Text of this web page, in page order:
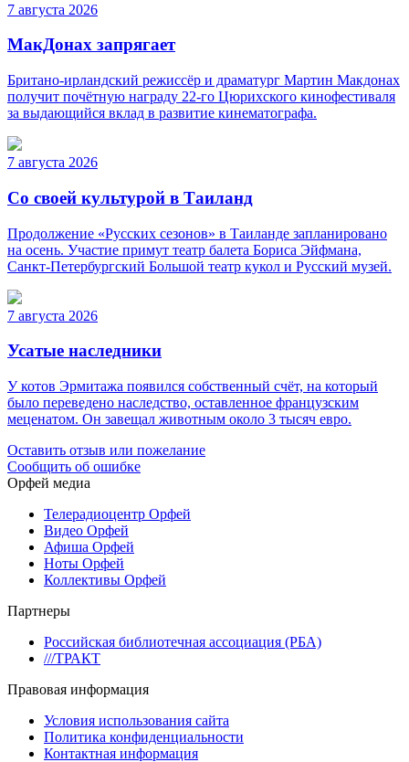
7 августа 2026
МакДонах запрягает
Британо-ирландский режиссёр и драматург Мартин Макдонах
получит почётную награду 22-го Цюрихского кинофестиваля
за выдающийся вклад в развитие кинематографа.
7 августа 2026
Со своей культурой в Таиланд
Продолжение «Русских сезонов» в Таиланде запланировано
на осень. Участие примут театр балета Бориса Эйфмана,
Санкт-Петербургский Большой театр кукол и Русский музей.
7 августа 2026
Усатые наследники
У котов Эрмитажа появился собственный счёт, на который
было переведено наследство, оставленное французским
меценатом. Он завещал животным около 3 тысяч евро.
Оставить отзыв или пожелание
Сообщить об ошибке
Орфей медиа
Телерадиоцентр Орфей
Видео Орфей
Афиша Орфей
Ноты Орфей
Коллективы Орфей
Партнеры
Российская библиотечная ассоциация (РБА)
///ТРАКТ
Правовая информация
Условия использования сайта
Политика конфиденциальности
Контактная информация